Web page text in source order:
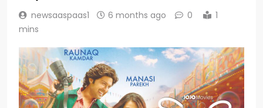
newsaaspaas1 6 months ago 0
1
mins